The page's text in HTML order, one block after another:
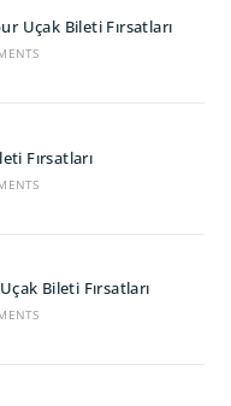
Uçak Bileti Fırsatları
Fırsatları
Bileti Fırsatları